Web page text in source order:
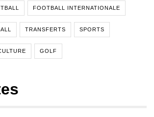
FOOTBALL INTERNATIONALE
TRANSFERTS SPORTS
GOLF